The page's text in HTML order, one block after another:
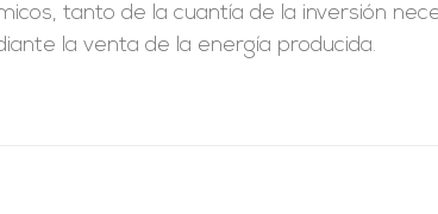
tanto de la cuantía de la inversión
la venta de la energía producida.